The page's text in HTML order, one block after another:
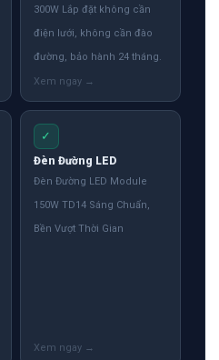
300W Lắp đặt không cần
điện lưới, không cần đào
đường, bảo hành 24 tháng.
✓
Đèn Đường LED
Đèn Đường LED Module
150W TD14 Sáng Chuẩn,
Bền Vượt Thời Gian